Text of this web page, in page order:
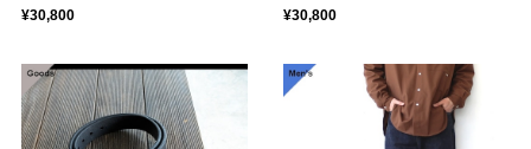
¥30,800 ¥30,800